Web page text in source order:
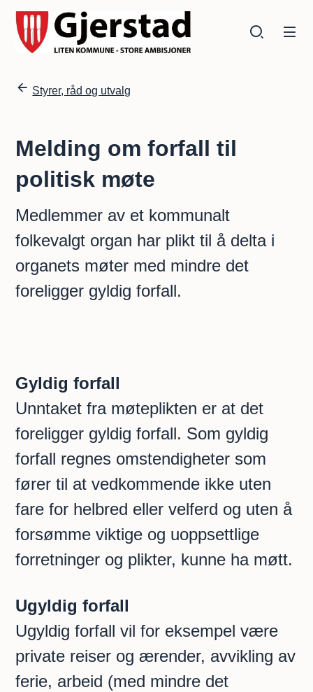
Gjerstad kommune
Du er her:
Styrer, råd og utvalg
Melding om forfall til
politisk møte
Medlemmer av et kommunalt
folkevalgt organ har plikt til å delta i
organets møter med mindre det
foreligger gyldig forfall.
Gyldig forfall
Unntaket fra møteplikten er at det
foreligger gyldig forfall. Som gyldig
forfall regnes omstendigheter som
fører til at vedkommende ikke uten
fare for helbred eller velferd og uten å
forsømme viktige og uoppsettlige
forretninger og plikter, kunne ha møtt.
Ugyldig forfall
Ugyldig forfall vil for eksempel være
private reiser og ærender, avvikling av
ferie, arbeid (med mindre det